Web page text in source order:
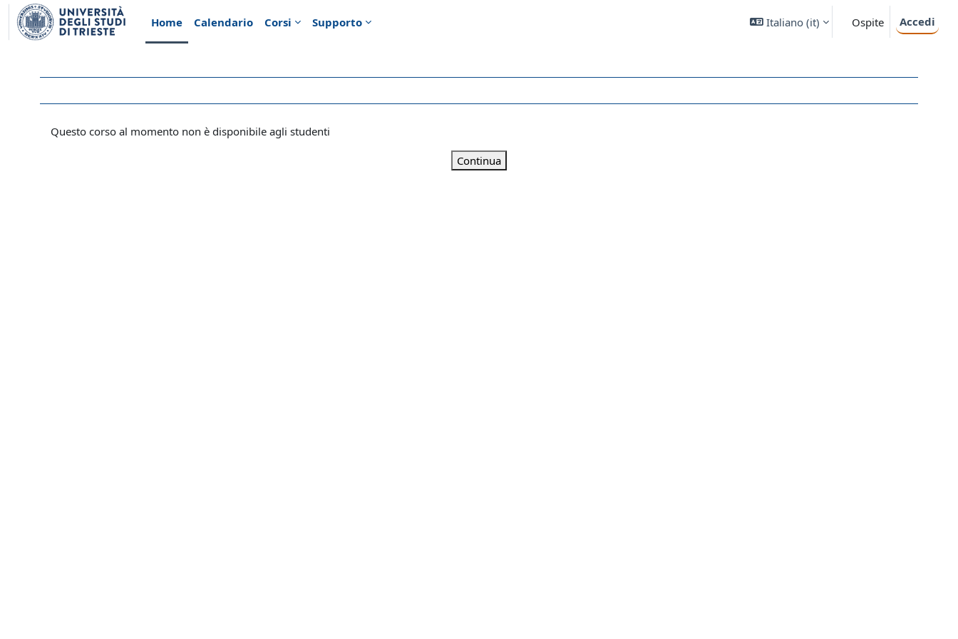
Vai al contenuto principale
Home
Calendario Corsi Supporto Italiano ‎(it)‎ Ospite Accedi
Questo corso al momento non è disponibile agli studenti
Continua